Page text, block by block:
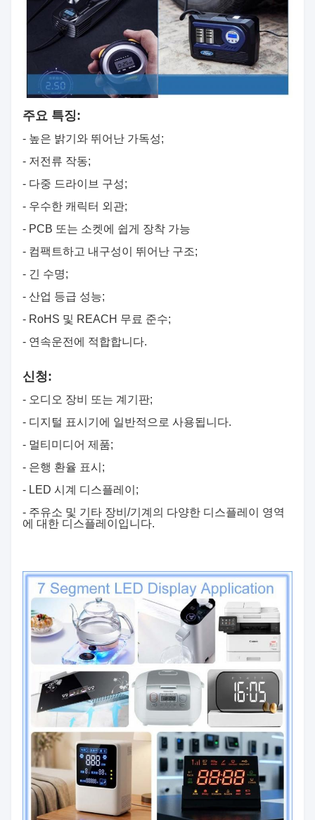
주요 특징:
- 높은 밝기와 뛰어난 가독성;
- 저전류 작동;
- 다중 드라이브 구성;
- 우수한 캐릭터 외관;
- PCB 또는 소켓에 쉽게 장착 가능
- 컴팩트하고 내구성이 뛰어난 구조;
- 긴 수명;
- 산업 등급 성능;
- RoHS 및 REACH 무료 준수;
- 연속운전에 적합합니다.
신청:
- 오디오 장비 또는 계기판;
- 디지털 표시기에 일반적으로 사용됩니다.
- 멀티미디어 제품;
- 은행 환율 표시;
- LED 시계 디스플레이;
- 주유소 및 기타 장비/기계의 다양한 디스플레이 영역
에 대한 디스플레이입니다.